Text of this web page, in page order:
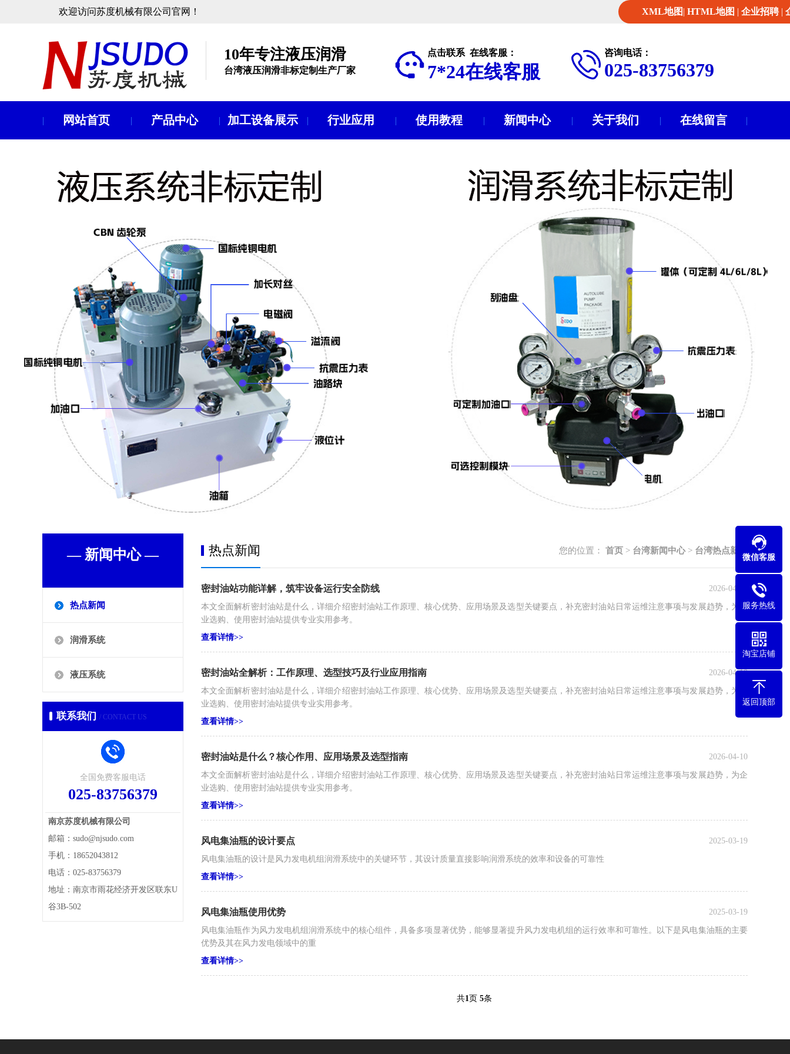
欢迎访问苏度机械有限公司官网！ XML地图| HTML地图 | 企业招聘|
10年专注液压润滑
台湾液压润滑非标定制生产厂家
咨询电话：
025-83756379
点击联系 在线客服：
7*24在线客服
网站首页 产品中心 加工设备展示 行业应用 使用教程 新闻中心 关于我们 在线留言
— 新闻中心 —
热点新闻
润滑系统
液压系统
联系我们 / CONTACT US
全国免费客服电话
025-83756379
南京苏度机械有限公司
邮箱：sudo@njsudo.com
手机：18652043812
电话：025-83756379
地址：南京市雨花经济开发区联东U
谷3B-502
您的位置： 首页 > 台湾新闻中心> 台湾热点新闻
热点新闻
2026-04-10
密封油站功能详解，筑牢设备运行安全防线
本文全面解析密封油站是什么，详细介绍密封油站工作原理、核心优势、应用场景及选型关键要点，补充密封油站日常运维注意事项与发展趋势，为企
业选购、使用密封油站提供专业实用参考。
查看详情>>
2026-04-10
密封油站全解析：工作原理、选型技巧及行业应用指南
本文全面解析密封油站是什么，详细介绍密封油站工作原理、核心优势、应用场景及选型关键要点，补充密封油站日常运维注意事项与发展趋势，为企
业选购、使用密封油站提供专业实用参考。
查看详情>>
2026-04-10
密封油站是什么？核心作用、应用场景及选型指南
本文全面解析密封油站是什么，详细介绍密封油站工作原理、核心优势、应用场景及选型关键要点，补充密封油站日常运维注意事项与发展趋势，为企
业选购、使用密封油站提供专业实用参考。
查看详情>>
2025-03-19
风电集油瓶的设计要点
风电集油瓶的设计是风力发电机组润滑系统中的关键环节，其设计质量直接影响润滑系统的效率和设备的可靠性
查看详情>>
2025-03-19
风电集油瓶使用优势
风电集油瓶作为风力发电机组润滑系统中的核心组件，具备多项显著优势，能够显著提升风力发电机组的运行效率和可靠性。以下是风电集油瓶的主要
优势及其在风力发电领域中的重
查看详情>>
共1页 5条
微信客服
服务热线
淘宝店铺
返回顶部